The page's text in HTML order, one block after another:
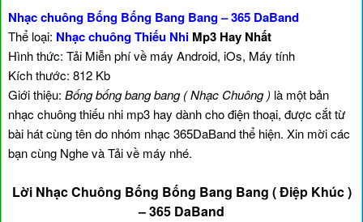
Nhạc chuông Bống Bống Bang Bang – 365 DaBand
Thể loại: Nhạc chuông Thiếu Nhi Mp3 Hay Nhất
Hình thức: Tải Miễn phí về máy Android, iOs, Máy tính
Kích thước: 812 Kb
Giới thiệu: Bống bống bang bang ( Nhạc Chuông ) là một bản
nhạc chuông thiếu nhi mp3 hay dành cho điện thoại, được cắt từ
bài hát cùng tên do nhóm nhạc 365DaBand thể hiện. Xin mời các
bạn cùng Nghe và Tải về máy nhé.
Lời Nhạc Chuông Bống Bống Bang Bang ( Điệp Khúc )
– 365 DaBand